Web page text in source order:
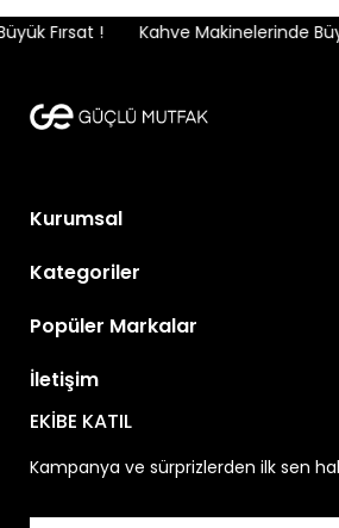
Fırsat ! Kahve Makinelerinde
Kurumsal
Kategoriler
Popüler Markalar
İletişim
EKİBE KATIL
Kampanya ve sürprizlerden ilk sen